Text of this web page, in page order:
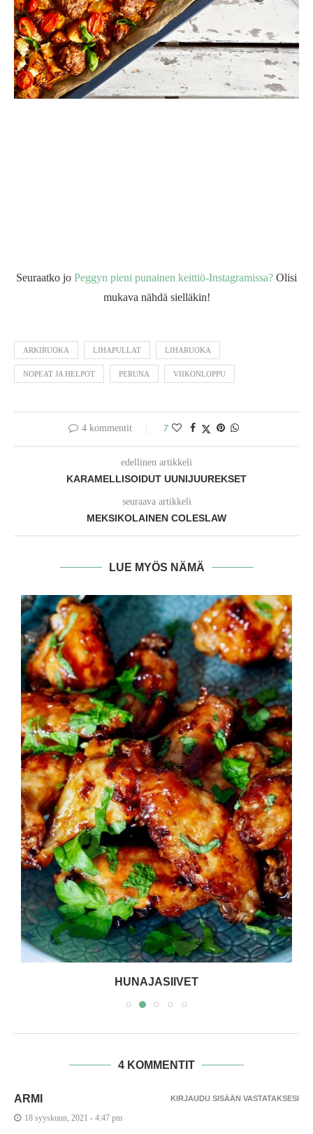
Seuraatko jo Peggyn pieni punainen keittiö-Instagramissa? Olisi
mukava nähdä sielläkin!
ARKIRUOKA LIHAPULLAT LIHARUOKA
NOPEAT JA HELPOT PERUNA VIIKONLOPPU
4 kommentit 7
edellinen artikkeli
KARAMELLISOIDUT UUNIJUUREKSET
seuraava artikkeli
MEKSIKOLAINEN COLESLAW
LUE MYÖS NÄMÄ
HUNAJASIIVET
4 KOMMENTIT
ARMI
18 syyskuun, 2021 - 4:47 pm
KIRJAUDU SISÄÄN VASTATAKSESI